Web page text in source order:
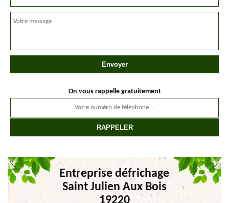
On vous rappelle gratuitement
Entreprise défrichage
Saint Julien Aux Bois
19220